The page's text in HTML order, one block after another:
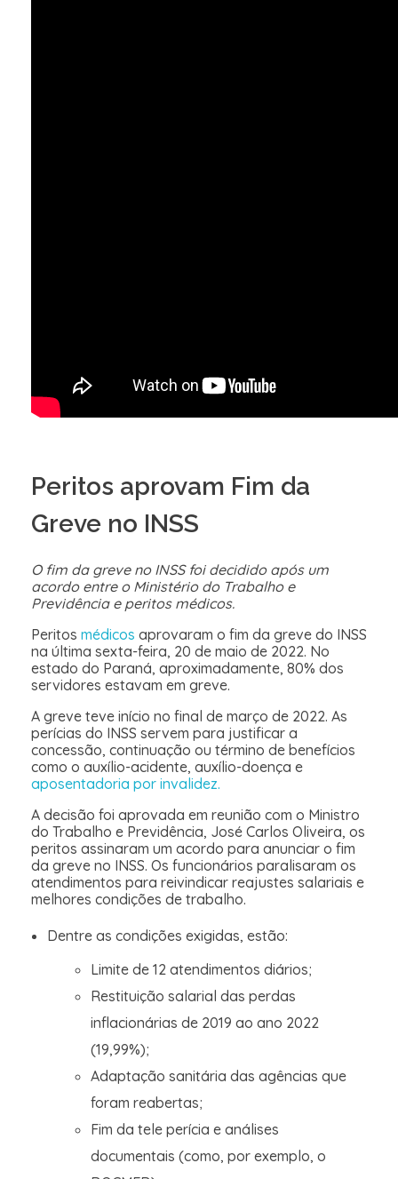
Peritos aprovam Fim da
Greve no INSS
O fim da greve no INSS foi decidido após um
acordo entre o Ministério do Trabalho e
Previdência e peritos médicos.
Peritos médicos aprovaram o fim da greve do INSS
na última sexta-feira, 20 de maio de 2022. No
estado do Paraná, aproximadamente, 80% dos
servidores estavam em greve.
A greve teve início no final de março de 2022. As
perícias do INSS servem para justificar a
concessão, continuação ou término de benefícios
como o auxílio-acidente, auxílio-doença e
aposentadoria por invalidez.
A decisão foi aprovada em reunião com o Ministro
do Trabalho e Previdência, José Carlos Oliveira, os
peritos assinaram um acordo para anunciar o fim
da greve no INSS. Os funcionários paralisaram os
atendimentos para reivindicar reajustes salariais e
melhores condições de trabalho.
Dentre as condições exigidas, estão:
Limite de 12 atendimentos diários;
Restituição salarial das perdas
inflacionárias de 2019 ao ano 2022
(19,99%);
Adaptação sanitária das agências que
foram reabertas;
Fim da tele perícia e análises
documentais (como, por exemplo, o